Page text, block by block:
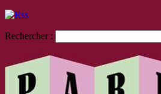
Rechercher :